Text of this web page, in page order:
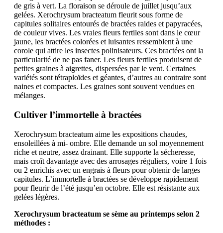
de gris à vert. La floraison se déroule de juillet jusqu’aux
gelées. Xerochrysum bracteatum fleurit sous forme de
capitules solitaires entourés de bractées raides et papyracées,
de couleur vives. Les vraies fleurs fertiles sont dans le cœur
jaune, les bractées colorées et luisantes ressemblent à une
corole qui attire les insectes polinisateurs. Ces bractées ont la
particularité de ne pas faner. Les fleurs fertiles produisent de
petites graines à aigrettes, dispersées par le vent. Certaines
variétés sont tétraploïdes et géantes, d’autres au contraire sont
naines et compactes. Les graines sont souvent vendues en
mélanges.
Cultiver l’immortelle à bractées
Xerochrysum bracteatum aime les expositions chaudes,
ensoleillées à mi- ombre. Elle demande un sol moyennement
riche et neutre, assez drainant. Elle supporte la sécheresse,
mais croît davantage avec des arrosages réguliers, voire 1 fois
ou 2 enrichis avec un engrais à fleurs pour obtenir de larges
capitules. L’immortelle à bractées se développe rapidement
pour fleurir de l’été jusqu’en octobre. Elle est résistante aux
gelées légères.
Xerochrysum bracteatum se sème au printemps selon 2
méthodes :